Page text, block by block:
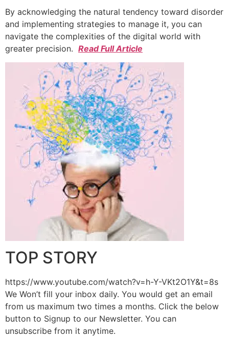
By acknowledging the natural tendency toward disorder
and implementing strategies to manage it, you can
navigate the complexities of the digital world with
greater precision. Read Full Article
TOP STORY
https://www.youtube.com/watch?v=h-Y-VKt2O1Y&t=8s
We Won’t fill your inbox daily. You would get an email
from us maximum two times a months. Click the below
button to Signup to our Newsletter. You can
unsubscribe from it anytime.